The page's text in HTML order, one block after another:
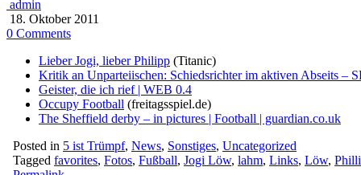
admin
18. Oktober 2011
0 Comments
Lieber Jogi, lieber Philipp (Titanic)
Kritik an Unparteiischen: Schiedsrichter im aktiven Abseits –
Geister, die ich rief | WEB 0.4
Occupy Football (freitagsspiel.de)
The Sheffield derby – in pictures | Football | guardian.co.uk
Posted in 5 ist Trümpf, News, Sonstiges, Uncategorized
Tagged favorites, Fotos, Fußball, Jogi Löw, lahm, Links, Löw,